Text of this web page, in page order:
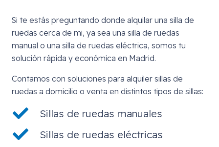
Si te estás preguntando donde alquilar una silla de
ruedas cerca de mi, ya sea una silla de ruedas
manual o una silla de ruedas eléctrica, somos tu
solución rápida y económica en Madrid.
Contamos con soluciones para alquiler sillas de
ruedas a domicilio o venta en distintos tipos de sillas:
Sillas de ruedas manuales
Sillas de ruedas eléctricas